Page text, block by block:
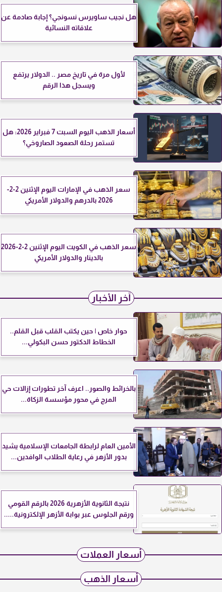
هل نجيب ساويرس نسونجي؟ إجابة صادمة عن
علاقاته النسائية
لأول مرة في تاريخ مصر .. الدولار يرتفع
ويسجل هذا الرقم
أسعار الذهب اليوم السبت 7 فبراير 2026: هل
تستمر رحلة الصعود الصاروخي؟
سعر الذهب في الإمارات اليوم الإثنين 2-2-
2026 بالدرهم والدولار الأمريكي
سعر الذهب في الكويت اليوم الإثنين 2-2-2026
بالدينار والدولار الأمريكي
آخر الأخبار
حوار خاص | حين يكتب القلب قبل القلم..
الخطاط الدكتور حسن البكولي...
بالخرائط والصور.. اعرف آخر تطورات إزالات حي
المرج في محور مؤسسة الزكاة...
الأمين العام لرابطة الجامعات الإسلامية يشيد
بدور الأزهر في رعاية الطلاب الوافدين...
نتيجة الثانوية الأزهرية 2026 بالرقم القومي
ورقم الجلوس عبر بوابة الأزهر الإلكترونية.....
أسعار العملات
أسعار الذهب